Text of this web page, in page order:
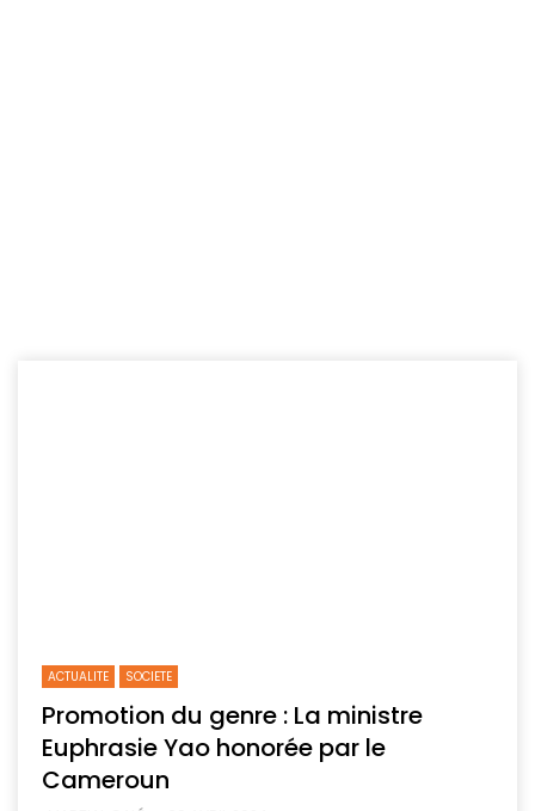
ACTUALITE SOCIETE
Promotion du genre : La ministre
Euphrasie Yao honorée par le
Cameroun